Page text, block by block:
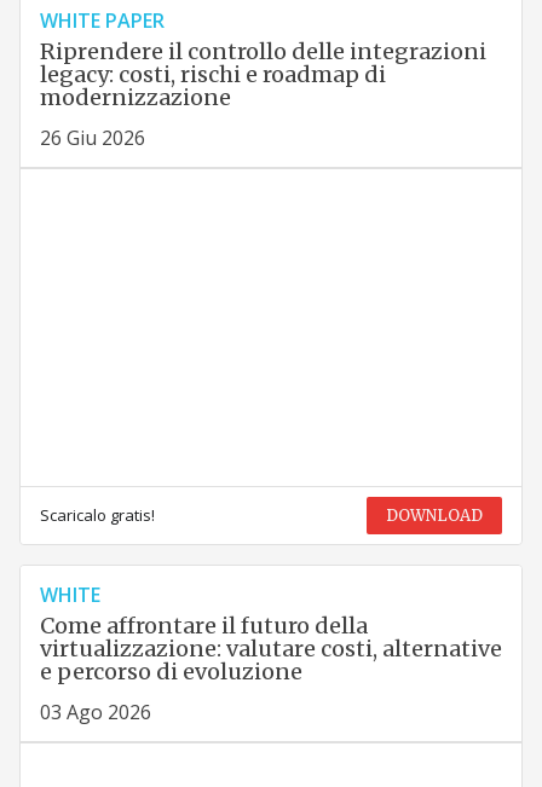
WHITE PAPER
Riprendere il controllo delle integrazioni
legacy: costi, rischi e roadmap di
modernizzazione
26 Giu 2026
Scaricalo gratis! DOWNLOAD
WHITE
Come affrontare il futuro della
virtualizzazione: valutare costi, alternative
e percorso di evoluzione
03 Ago 2026